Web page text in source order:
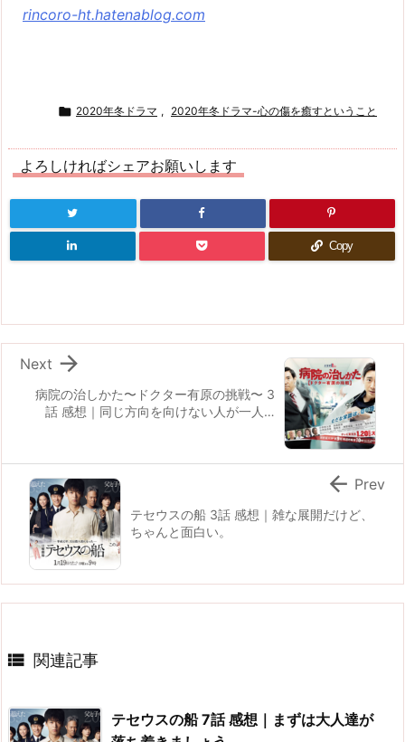
rincoro-ht.hatenablog.com
 2020年冬ドラマ , 2020年冬ドラマ-心の傷を癒すということ
よろしければシェアお願いします
Copy
病院の治しかた〜ドクター有原の挑戦〜 3
話 感想｜同じ方向を向けない人が一人…

Next
テセウスの船 3話 感想｜雑な展開だけど、
ちゃんと面白い。
 Prev
 関連記事
テセウスの船 7話 感想｜まずは大人達が